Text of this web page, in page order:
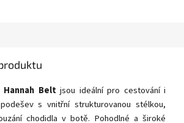
Hannah Beltjsou ideální pro cestování i
s vnitřní strukturovanou stélkou,
chodidla v botě. Pohodlné a široké